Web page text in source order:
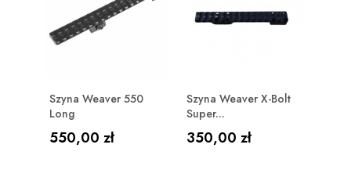
Szyna Weaver 550
Long
Cena
550,00 zł
Szyna Weaver X-Bolt
Super...
Cena
350,00 zł